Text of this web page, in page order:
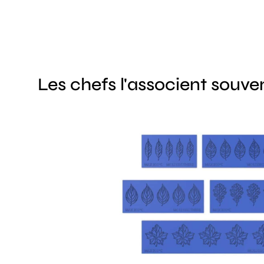
Les chefs l'associent